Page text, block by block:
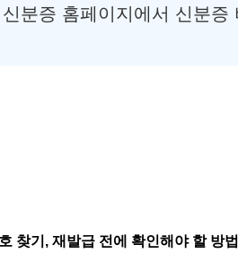
분증 홈페이지에서 신분증
찾기, 재발급 전에 확인해야 할 방법